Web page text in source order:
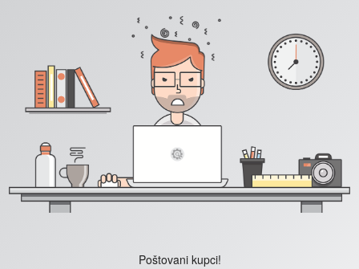
Poštovani kupci!